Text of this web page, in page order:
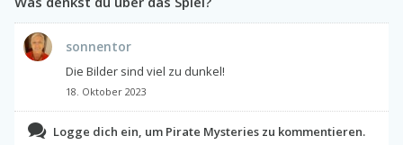
sonnentor
Die Bilder sind viel zu dunkel!
18. Oktober 2023
Logge dich ein, um Pirate Mysteries zu kommentieren.